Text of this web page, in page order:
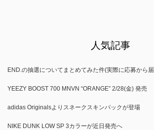
人気記事
END.の抽選についてまとめてみた件(実際に応募から
YEEZY BOOST 700 MNVN “ORANGE” 2/28(金) 発売
adidas Originalsよりスネークスキンパックが登場
NIKE DUNK LOW SP 3カラーが近日発売へ